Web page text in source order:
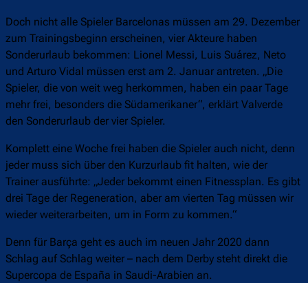
Doch nicht alle Spieler Barcelonas müssen am 29. Dezember
zum Trainingsbeginn erscheinen, vier Akteure haben
Sonderurlaub bekommen: Lionel Messi, Luis Suárez, Neto
und Arturo Vidal müssen erst am 2. Januar antreten. „Die
Spieler, die von weit weg herkommen, haben ein paar Tage
mehr frei, besonders die Südamerikaner“, erklärt Valverde
den Sonderurlaub der vier Spieler.
Komplett eine Woche frei haben die Spieler auch nicht, denn
jeder muss sich über den Kurzurlaub fit halten, wie der
Trainer ausführte: „Jeder bekommt einen Fitnessplan. Es gibt
drei Tage der Regeneration, aber am vierten Tag müssen wir
wieder weiterarbeiten, um in Form zu kommen.“
Denn für Barça geht es auch im neuen Jahr 2020 dann
Schlag auf Schlag weiter – nach dem Derby steht direkt die
Supercopa de España in Saudi-Arabien an.